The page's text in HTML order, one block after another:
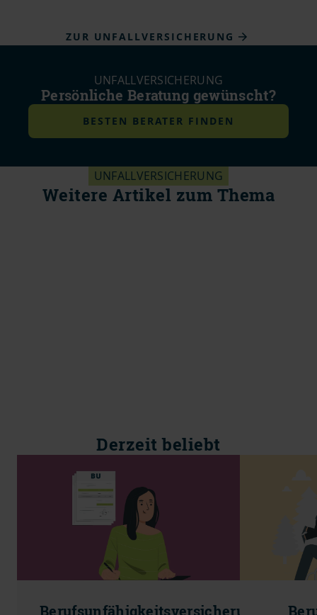
ZUR UNFALLVERSICHERUNG
UNFALLVERSICHERUNG
Persönliche Beratung gewünscht?
BESTEN BERATER FINDEN
UNFALLVERSICHERUNG
Weitere Artikel zum Thema
Derzeit beliebt
Berufsunfähigkeitsversicherung